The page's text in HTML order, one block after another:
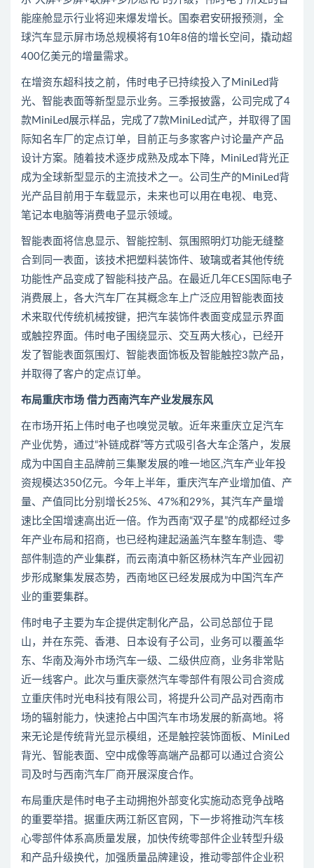
能座舱显示行业将迎来爆发增长。国泰君安研报预测，全
球汽车显示屏市场总规模将有10年8倍的增长空间，撬动超
400亿美元的增量需求。
在增资东超科技之前，伟时电子已持续投入了MiniLed背
光、智能表面等新型显示业务。三季报披露，公司完成了4
款MiniLed展示样品，完成了7款MiniLed试产，并取得了国
际知名车厂的定点订单，目前正与多家客户讨论量产产品
设计方案。随着技术逐步成熟及成本下降，MiniLed背光正
成为全球新型显示的主流技术之一。公司生产的MiniLed背
光产品目前用于车载显示，未来也可以用在电视、电竞、
笔记本电脑等消费电子显示领域。
智能表面将信息显示、智能控制、氛围照明灯功能无缝整
合到同一表面，该技术把塑料装饰件、玻璃或者其他传统
功能性产品变成了智能科技产品。在最近几年CES国际电子
消费展上，各大汽车厂在其概念车上广泛应用智能表面技
术来取代传统机械按键，把汽车装饰件表面变成显示界面
或触控界面。伟时电子围绕显示、交互两大核心，已经开
发了智能表面氛围灯、智能表面饰板及智能触控3款产品，
并取得了客户的定点订单。
布局重庆市场 借力西南汽车产业发展东风
在市场开拓上伟时电子也嗅觉灵敏。近年来重庆立足汽车
产业优势，通过“补链成群”等方式吸引各大车企落户，发展
成为中国自主品牌前三集聚发展的唯一地区,汽车产业年投
资规模达350亿元。今年上半年，重庆汽车产业增加值、产
量、产值同比分别增长25%、47%和29%，其汽车产量增
速比全国增速高出近一倍。作为西南“双子星”的成都经过多
年产业布局和招商，也已经构建起涵盖汽车整车制造、零
部件制造的产业集群，而云南滇中新区杨林汽车产业园初
步形成聚集发展态势，西南地区已经发展成为中国汽车产
业的重要集群。
伟时电子主要为车企提供定制化产品，公司总部位于昆
山，并在东莞、香港、日本设有子公司，业务可以覆盖华
东、华南及海外市场汽车一级、二级供应商，业务非常贴
近一线客户。此次与重庆豪然汽车零部件有限公司合资成
立重庆伟时光电科技有限公司，将提升公司产品对西南市
场的辐射能力，快速抢占中国汽车市场发展的新高地。将
来无论是传统背光显示模组，还是触控装饰面板、MiniLed
背光、智能表面、空中成像等高端产品都可以通过合资公
司及时与西南汽车厂商开展深度合作。
布局重庆是伟时电子主动拥抱外部变化实施动态竞争战略
的重要举措。据重庆两江新区官网，下一步将推动汽车核
心零部件体系高质量发展，加快传统零部件企业转型升级
和产品升级换代，加强质量品牌建设，推动零部件企业积